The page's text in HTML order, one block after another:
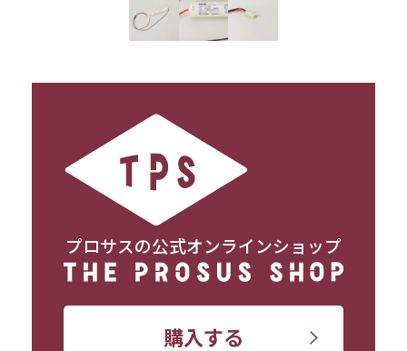
プロサスの公式オンラインショップ
購入する